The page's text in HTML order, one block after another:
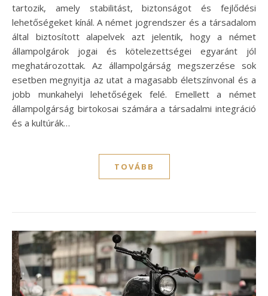
tartozik, amely stabilitást, biztonságot és fejlődési
lehetőségeket kínál. A német jogrendszer és a társadalom
által biztosított alapelvek azt jelentik, hogy a német
állampolgárok jogai és kötelezettségei egyaránt jól
meghatározottak. Az állampolgárság megszerzése sok
esetben megnyitja az utat a magasabb életszínvonal és a
jobb munkahelyi lehetőségek felé. Emellett a német
állampolgárság birtokosai számára a társadalmi integráció
és a kultúrák…
TOVÁBB